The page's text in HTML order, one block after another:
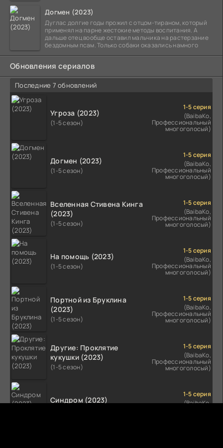
Догмен (2023)
Дуглас долгие годы прожил с отцом-тираном, который
применял на парне жестокие методы воспитания. А
дальше отец вообще оставил мальчика на растерзание
бездомным псам. Только собаки оказались намного
Обновления сериалов
Последние 7 обновлений
Угроза (2023)
(1-5 сезон)
1-5 серия
(BaibaKo,
Профессиональный
многоголосый)
Догмен (2023)
(1-5 сезон)
1-5 серия
(BaibaKo,
Профессиональный
многоголосый)
Вселенная Стивена Кинга
(2023)
(1-5 сезон)
1-5 серия
(BaibaKo,
Профессиональный
многоголосый)
На помощь (2023)
(1-5 сезон)
1-5 серия
(BaibaKo,
Профессиональный
многоголосый)
Портной из Бруклина
(2023)
(1-5 сезон)
1-5 серия
(BaibaKo,
Профессиональный
многоголосый)
Другие: Проклятие
кукушки (2023)
(1-5 сезон)
1-5 серия
(BaibaKo,
Профессиональный
многоголосый)
Синдром (2023)
1-5 серия
(BaibaKo,